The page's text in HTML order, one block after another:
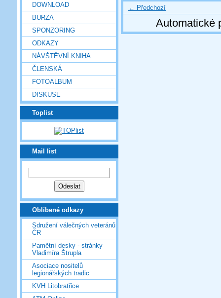
DOWNLOAD
BURZA
SPONZORING
ODKAZY
NÁVŠTĚVNÍ KNIHA
ČLENSKÁ
FOTOALBUM
DISKUSE
Toplist
Mail list
Oblíbené odkazy
Sdružení válečných veteránů
ČR
Pamětní desky - stránky
Vladimíra Štrupla
Asociace nositelů
legionářských tradic
KVH Litobratřice
← Předchozí
Automatické